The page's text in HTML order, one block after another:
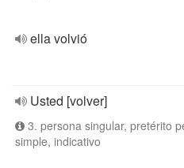
ella volvió
Usted [volver]
3. persona singular, pretérito
simple, indicativo